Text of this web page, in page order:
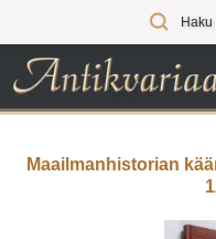
Haku
Maailmanhistorian